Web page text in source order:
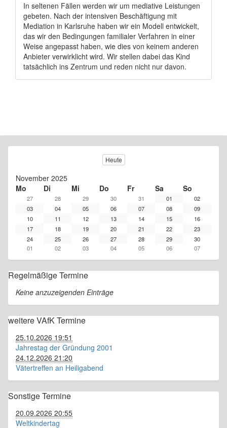
In seltenen Fällen werden wir um mediative Leistungen
gebeten. Nach der intensiven Beschäftigung mit
Mediation in Karlsruhe haben wir ein Modell entwickelt,
das wir den Bedingungen familialer Verfahren in einer
Weise angepasst haben, wie dies von keinem anderen
Anbieter verwirklicht wird. Wir stellen dabei das Kind
tatsächlich ins Zentrum und reden nicht nur davon.
Heute
November 2025
Mo
Di Mi Do Fr Sa So
27 28 29 30 31 01
02
03
04 05 06 07 08
09
10
11 12 13 14 15
16
17
18 19 20 21 22
23
24
25 26 27 28 29
30
01
02 03 04 05 06 07
Regelmäßige Termine
Keine anzuzeigenden Einträge
weitere VAfK Termine
25.10.2026 19:51
Jahrestag der Gründung 2001
24.12.2026 21:20
Vätertreffen an Heiligabend
Sonstige Termine
20.09.2026 20:55
Weltkindertag